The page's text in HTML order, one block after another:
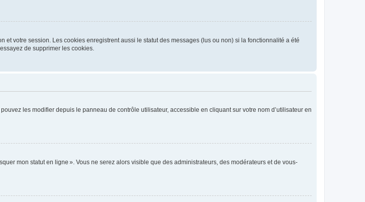
votre session. Les cookies enregistrent aussi le statut des messages (lus ou non) si la fonctionnalité a été
de supprimer les cookies.
les modifier depuis le panneau de contrôle utilisateur, accessible en cliquant sur votre nom d’utilisateur en
mon statut en ligne ». Vous ne serez alors visible que des administrateurs, des modérateurs et de vous-